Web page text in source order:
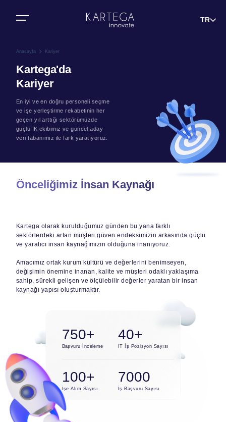
TR
Anasayfa Kariyer
Kartega'da
Kariyer
En iyi ve en doğru personeli seçme
ve işe yerleştirme rekabetinin her
geçen yıl arttığı sektörümüzde
güçlü İK ekibimiz ve güncel aday
veri tabanımız ile fark yaratıyoruz.
Önceliğimiz İnsan Kaynağı
Kartega olarak kurulduğumuz günden bu yana farklı
sektörlerdeki artan müşteri güven endeksimizin arkasında güçlü
ve yaratıcı insan kaynağımızın olduğuna inanıyoruz.
Amacımız ortak kurum kültürü ve değerlerini benimseyen,
değişimin önemine inanan, kalite ve müşteri odaklı yaklaşıma
sahip, sürekli gelişen ve ölçülebilir değerler yaratan bir insan
kaynağı yapısı oluşturmaktır.
750+
Başvuru İnceleme
40+
IT İş Pozisyon Sayısı
100+
İşe Alım Sayısı
7000
İş Başvuru Sayısı